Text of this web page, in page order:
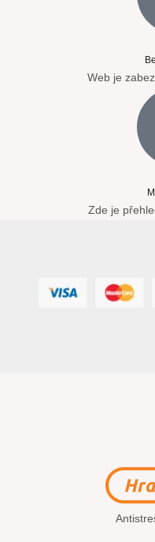
Web je
Zde je